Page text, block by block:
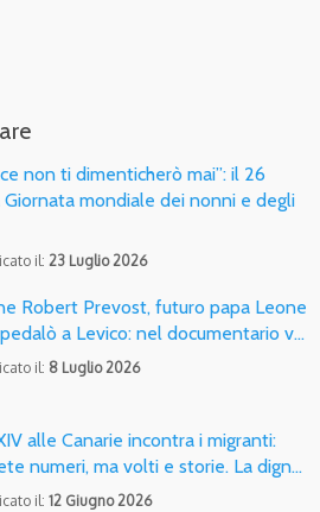
non ti dimenticherò mai”: il 26
Giornata mondiale dei nonni e degli
il: 23 Luglio 2026
Robert Prevost, futuro papa Leone
pedalò a Levico: nel documentario v…
il: 8 Luglio 2026
alle Canarie incontra i migranti:
numeri, ma volti e storie. La dign…
il: 12 Giugno 2026